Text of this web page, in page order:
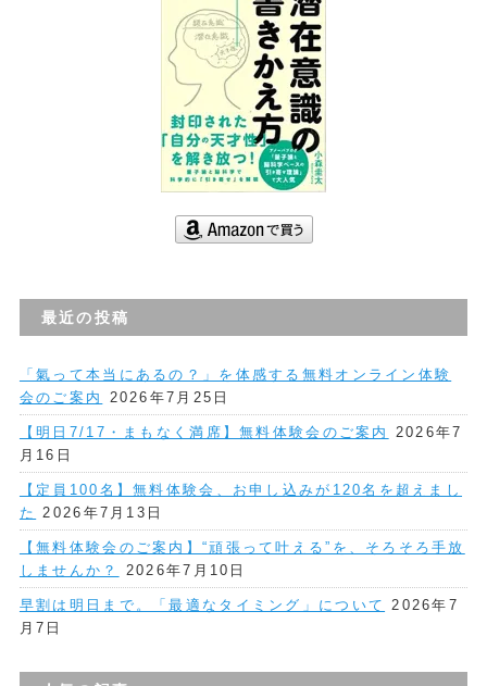
最近の投稿
「氣って本当にあるの？」を体感する無料オンライン体験
会のご案内
2026年7月25日
【明日7/17・まもなく満席】無料体験会のご案内
2026年7
月16日
【定員100名】無料体験会、お申し込みが120名を超えまし
た
2026年7月13日
【無料体験会のご案内】“頑張って叶える”を、そろそろ手放
しませんか？
2026年7月10日
早割は明日まで。「最適なタイミング」について
2026年7
月7日